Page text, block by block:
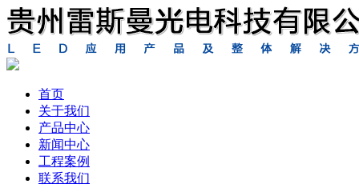
首页
关于我们
产品中心
新闻中心
工程案例
联系我们